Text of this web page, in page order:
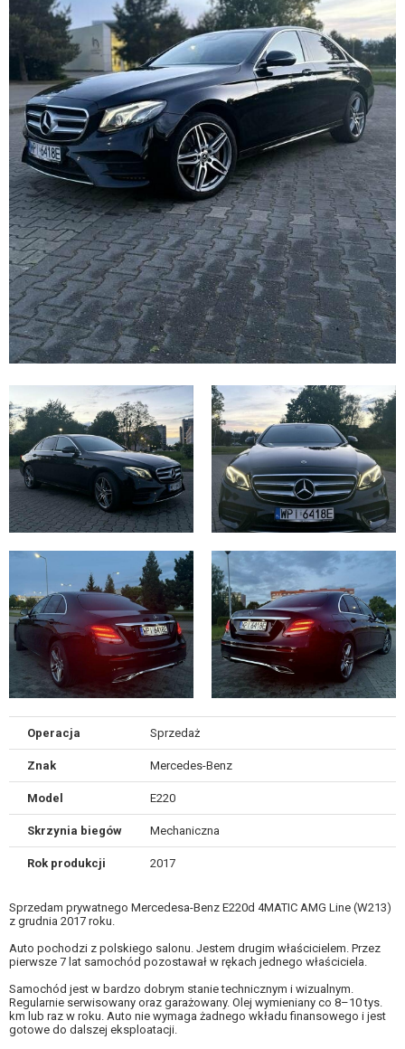
Operacja Sprzedaż
Znak Mercedes-Benz
Model E220
Skrzynia biegów Mechaniczna
Rok produkcji 2017
Sprzedam prywatnego Mercedesa-Benz E220d 4MATIC AMG Line (W213)
z grudnia 2017 roku.
Auto pochodzi z polskiego salonu. Jestem drugim właścicielem. Przez
pierwsze 7 lat samochód pozostawał w rękach jednego właściciela.
Samochód jest w bardzo dobrym stanie technicznym i wizualnym.
Regularnie serwisowany oraz garażowany. Olej wymieniany co 8–10 tys.
km lub raz w roku. Auto nie wymaga żadnego wkładu finansowego i jest
gotowe do dalszej eksploatacji.